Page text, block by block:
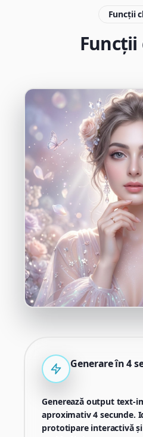
Funcții
Funcții
Generare în 4
Generează output text-
aproximativ 4 secunde.
prototipare interactivă